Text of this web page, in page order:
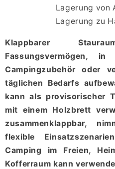
Lagerung von
Lagerung zu
Klappbarer
Fassungsvermögen,
Campingzubehör oder
täglichen Bedarfs
kann als provisorischer
mit einem Holzbrett
zusammenklappbar,
flexible
Camping im Freien,
Kofferraum kann